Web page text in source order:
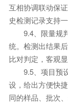
互相协调联动保
史检测记录支持
9.4、限量规判
统。检测出结果
比对判定，客观
9.5、项目预设
设，给出方便快
同的样品、批次